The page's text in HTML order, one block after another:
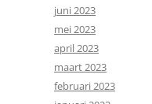
juni 2023
mei 2023
april 2023
maart 2023
februari 2023